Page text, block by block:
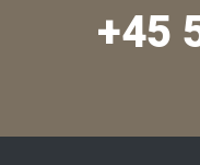
+45